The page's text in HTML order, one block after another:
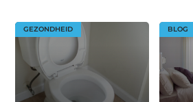
GEZONDHEID BLOG